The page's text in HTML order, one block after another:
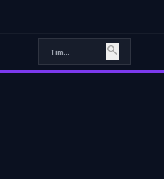
search